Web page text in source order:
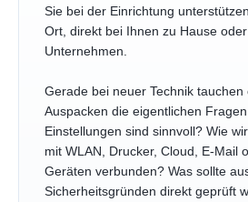
Sie bei der Einrichtung
Ort, direkt bei Ihnen zu Hause
Unternehmen.
Gerade bei neuer Technik tauchen
Auspacken die eigentlichen
Einstellungen sind sinnvoll? Wie
mit WLAN, Drucker, Cloud, E-Mail
Geräten verbunden? Was sollte
Sicherheitsgründen direkt geprüft